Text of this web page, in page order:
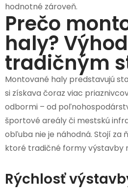
hodnotné zároveň.
Prečo
haly?
tradičným
Montované haly predstavujú
si získava čoraz viac
odbormi – od
športové areály či mestskú
obľuba nie je náhodná. Stojí za
ktoré tradičné formy výstavby
Rýchlosť